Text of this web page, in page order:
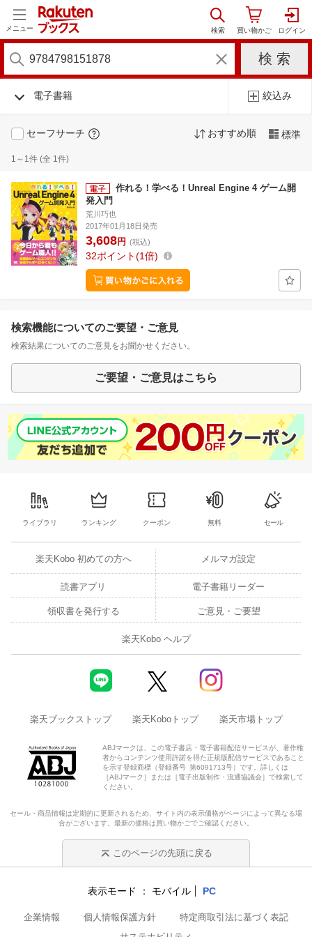
メニュー
電子書籍 絞込み
セーフサーチ おすすめ順 標準
1～1件 (全 1件)
作れる！学べる！Unreal Engine 4 ゲーム開
発入門
荒川巧也
2017年01月18日発売
3,608円 (税込)
32ポイント 1倍
検索機能についてのご要望・ご意見
検索結果についてのご意見をお聞かせください。
ご要望・ご意見はこちら
ライブラリ ランキング クーポン 無料 セール
楽天Kobo 初めての方へ メルマガ設定
読書アプリ 電子書籍リーダー
領収書を発行する ご意見・ご要望
楽天Kobo ヘルプ
楽天ブックストップ 楽天Koboトップ 楽天市場トップ
ABJマークは、この電子書店・電子書籍配信サービスが、著作権
者からコンテンツ使用許諾を得た正規版配信サービスであること
を示す登録商標（登録番号 第6091713号）です。詳しくは
［ABJマーク］または［電子出版制作・流通協議会］で検索して
ください。
セール・商品情報は定期的に更新されるため、サイト内の表示価格がページによって異なる場
合がございます。最新の価格は買い物かごでご確認ください。
このページの先頭に戻る
表示モード モバイル PC
企業情報 個人情報保護方針
特定商取引法に基づく表記